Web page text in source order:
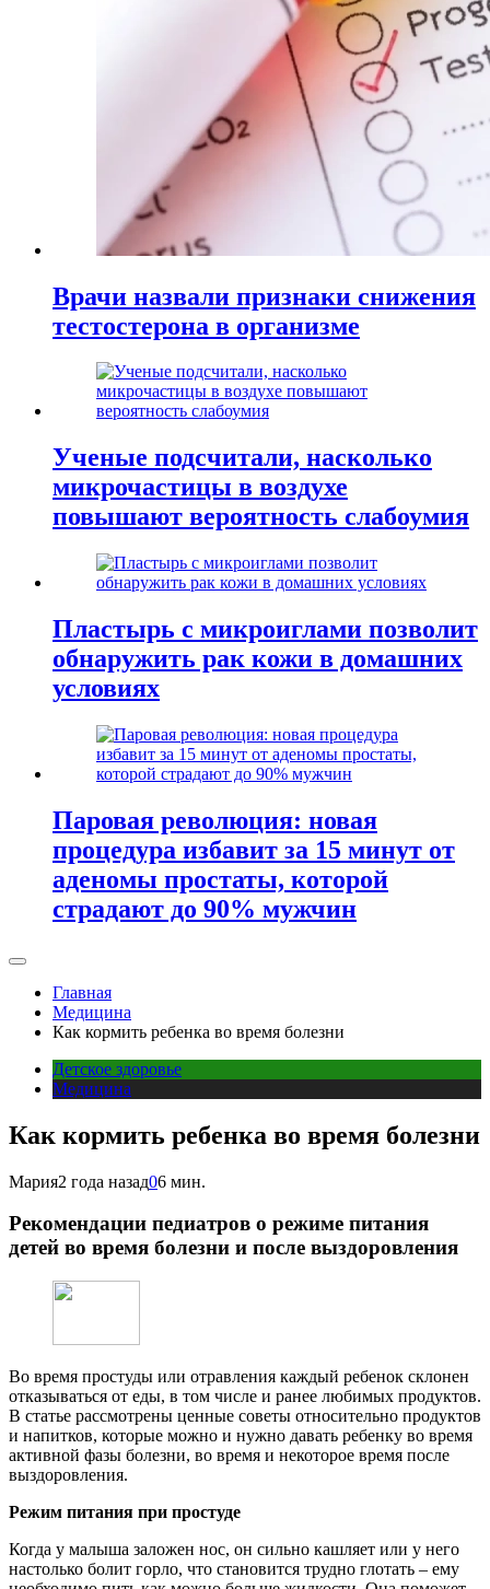
Врачи назвали признаки снижения
тестостерона в организме
Ученые подсчитали, насколько
микрочастицы в воздухе
повышают вероятность слабоумия
Пластырь с микроиглами позволит
обнаружить рак кожи в домашних
условиях
Паровая революция: новая
процедура избавит за 15 минут от
аденомы простаты, которой
страдают до 90% мужчин
Главная
Медицина
Как кормить ребенка во время болезни
Детское здоровье
Медицина
Как кормить ребенка во время болезни
Мария2 года назад06 мин.
Рекомендации педиатров о режиме питания
детей во время болезни и после выздоровления
Во время простуды или отравления каждый ребенок склонен
отказываться от еды, в том числе и ранее любимых продуктов.
В статье рассмотрены ценные советы относительно продуктов
и напитков, которые можно и нужно давать ребенку во время
активной фазы болезни, во время и некоторое время после
выздоровления.
Режим питания при простуде
Когда у малыша заложен нос, он сильно кашляет или у него
настолько болит горло, что становится трудно глотать – ему